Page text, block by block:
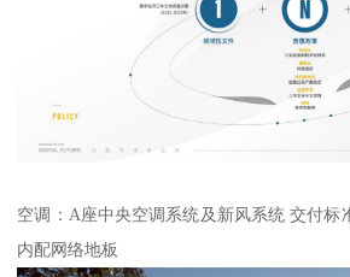
空调：A座中央空调系统及新风系统 交付标
内配网络地板